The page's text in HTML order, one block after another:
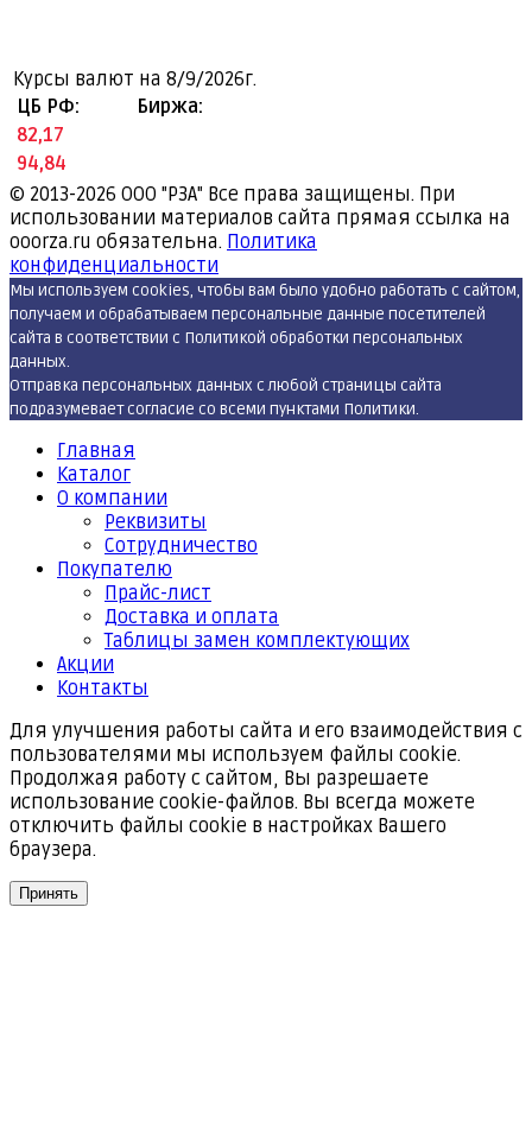
Курсы валют на 8/9/2026г.
ЦБ РФ:
Биржа:
82,17
94,84
© 2013-2026 ООО "РЗА" Все права защищены. При
использовании материалов сайта прямая ссылка на
ooorza.ru обязательна. Политика
конфиденциальности
Мы используем cookies, чтобы вам было удобно работать с сайтом,
получаем и обрабатываем персональные данные посетителей
сайта в соответствии с Политикой обработки персональных
данных.
Отправка персональных данных с любой страницы сайта
подразумевает согласие со всеми пунктами Политики.
Главная
Каталог
О компании
Реквизиты
Cотрудничество
Покупателю
Прайс-лист
Доставка и оплата
Таблицы замен комплектующих
Акции
Контакты
Для улучшения работы сайта и его взаимодействия с
пользователями мы используем файлы cookie.
Продолжая работу с сайтом, Вы разрешаете
использование cookie-файлов. Вы всегда можете
отключить файлы cookie в настройках Вашего
браузера.
Принять